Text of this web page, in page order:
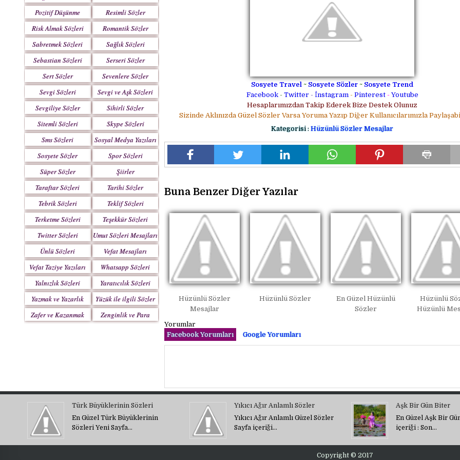
Pozitif Düşünme
Sözleri
Resimli Sözler
Risk Almak Sözleri
Romantik Sözler
Sabretmek Sözleri
Sağlık Sözleri
Sebastian Sözleri
Serseri Sözler
Sert Sözler
Sevenlere Sözler
Sevgi Sözleri
Sevgi ve Aşk Sözleri
Sevgiliye Sözler
Sihirli Sözler
Sitemli Sözleri
Skype Sözleri
Sms Sözleri
Sosyal Medya Yazıları
Sosyete Sözler
Mesajlar
Spor Sözleri
Süper Sözler
Şiirler
Taraftar Sözleri
Tarihi Sözler
Tebrik Sözleri
Teklif Sözleri
Terketme Sözleri
Teşekkür Sözleri
Twitter Sözleri
Umut Sözleri Mesajları
Ünlü Sözleri
Vefat Mesajları
Vefat Taziye Yazıları
Whatsapp Sözleri
Yalnızlık Sözleri
Yaratıcılık Sözleri
Yazmak ve Yazarlık
Sözleri
Yüzük ile ilgili Sözler
Zafer ve Kazanmak
Sözleri
Zenginlik ve Para
Sözleri
Sosyete Travel ~ Sosyete Sözler ~ Sosyete Trend
Facebook- Twitter - İnstagram- Pinterest- Youtube
Hesaplarımızdan Takip Ederek Bize Destek Olunuz
Sizinde Aklınızda Güzel Sözler Varsa Yoruma Yazıp Diğer Kullanıcılarımızla
Kategorisi : Hüzünlü Sözler Mesajlar
Buna Benzer Diğer Yazılar
Hüzünlü Sözler
Mesajlar
Hüzünlü Sözler
En Güzel Hüzünlü
Sözler
Hüzünlü
Hüzünlü
Yorumlar
Facebook Yorumları
Google Yorumları
Türk Büyüklerinin Sözleri
En Güzel Türk Büyüklerinin
Sözleri Yeni Sayfa…
Yıkıcı Ağır Anlamlı Sözler
Yıkıcı Ağır Anlamlı Güzel Sözler
Sayfa içeriği…
Aşk Bir Gün Biter
En Güzel Aşk Bir
içeriği : Son…
Copyright © 2017